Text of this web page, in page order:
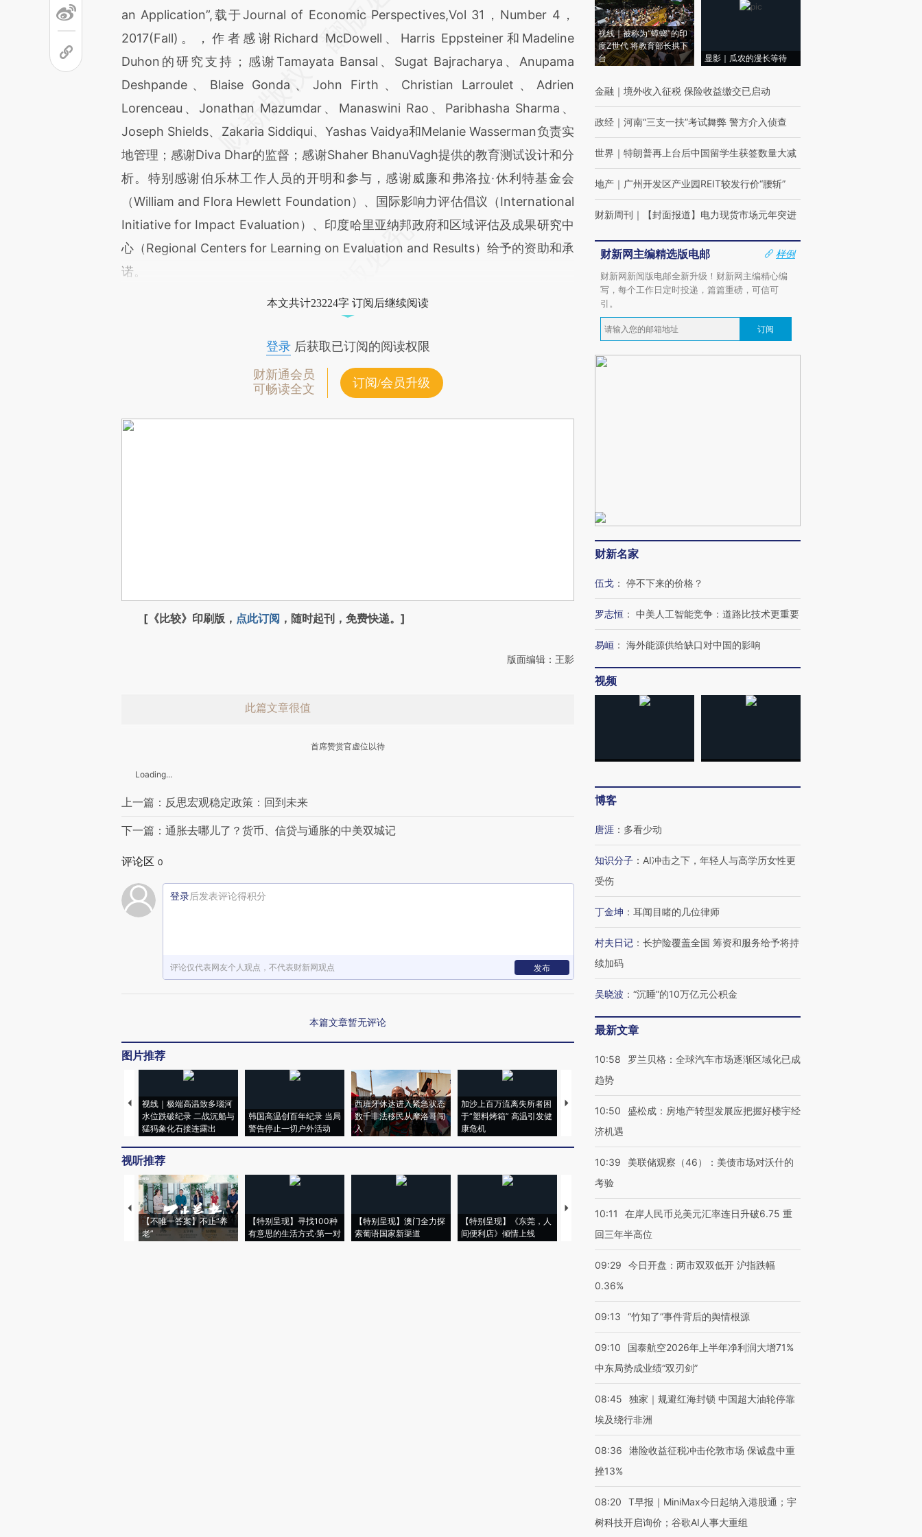
an Application”,载于Journal of Economic Perspectives,Vol 31，Number 4，
2017(Fall)。，作者感谢Richard McDowell、Harris Eppsteiner和Madeline
Duhon的研究支持；感谢Tamayata Bansal、Sugat Bajracharya、Anupama
Deshpande、Blaise Gonda、John Firth、Christian Larroulet、Adrien
Lorenceau、Jonathan Mazumdar、Manaswini Rao、Paribhasha Sharma、
Joseph Shields、Zakaria Siddiqui、Yashas Vaidya和Melanie Wasserman负责实
地管理；感谢Diva Dhar的监督；感谢Shaher BhanuVagh提供的教育测试设计和分
析。特别感谢伯乐林工作人员的开明和参与，感谢威廉和弗洛拉·休利特基金会
（William and Flora Hewlett Foundation）、国际影响力评估倡议（International
Initiative for Impact Evaluation）、印度哈里亚纳邦政府和区域评估及成果研究中
心（Regional Centers for Learning on Evaluation and Results）给予的资助和承
诺。
本文共计23224字 订阅后继续阅读
登录后获取已订阅的阅读权限
财新通会员
可畅读全文
订阅/会员升级
[《比较》印刷版， 点此订阅 ，随时起刊，免费快递。]
版面编辑：王影
此篇文章很值
首席赞赏官虚位以待
Loading...
上一篇：反思宏观稳定政策：回到未来
下一篇：通胀去哪儿了？货币、信贷与通胀的中美双城记
评论区 0
登录后发表评论得积分
评论仅代表网友个人观点，不代表财新网观点 发布
本篇文章暂无评论
图片推荐
视线｜极端高温致多瑙河
水位跌破纪录 二战沉船与
猛犸象化石接连露出
韩国高温创百年纪录 当局
警告停止一切户外活动
西班牙休达进入紧急状态
数千非法移民从摩洛哥闯
入
加沙上百万流离失所者困
于“塑料烤箱” 高温引发健
康危机
马航飞行员跨国走私7万
粒摇头丸 尿检体内含3种
泽连斯基密集出访美英 索
秘鲁纳斯卡观光飞机坠毁
视听推荐
【不唯一答案】不止“养
老”
【特别呈现】寻找100种
有意思的生活方式·第一对
【特别呈现】澳门全力探
索葡语国家新渠道
【特别呈现】《东莞，人
间便利店》倾情上线
【推广】走进第四届链博
会，让数智科技“链”接产
【特别呈现】寻找100种
【商旅对话】华住集团
CFO：不靠规模取胜，华
视线｜被称为“蟑螂”的印
度Z世代 将教育部长拱下
台
显影｜瓜农的漫长等待
金融 ｜ 境外收入征税 保险收益缴交已启动
政经 ｜ 河南“三支一扶”考试舞弊 警方介入侦查
世界 ｜ 特朗普再上台后中国留学生获签数量大减
地产 ｜ 广州开发区产业园REIT较发行价“腰斩”
财新周刊 ｜ 【封面报道】电力现货市场元年突进
财新网主编精选版电邮
样例
财新网新闻版电邮全新升级！财新网主编精心编
写，每个工作日定时投递，篇篇重磅，可信可
引。
订阅
财新名家
伍戈 ： 停不下来的价格？
罗志恒 ： 中美人工智能竞争：道路比技术更重要
易峘 ： 海外能源供给缺口对中国的影响
视频
博客
唐涯 ： 多看少动
知识分子 ： AI冲击之下，年轻人与高学历女性更
受伤
丁金坤 ： 耳闻目睹的几位律师
村夫日记 ： 长护险覆盖全国 筹资和服务给予将持
续加码
吴晓波 ： “沉睡”的10万亿元公积金
最新文章
10:58
罗兰贝格：全球汽车市场逐渐区域化已成
趋势
10:50
盛松成：房地产转型发展应把握好楼宇经
济机遇
10:39
美联储观察（46）：美债市场对沃什的
考验
10:11
在岸人民币兑美元汇率连日升破6.75 重
回三年半高位
09:29
今日开盘：两市双双低开 沪指跌幅
0.36%
09:13 “竹知了”事件背后的舆情根源
09:10
国泰航空2026年上半年净利润大增71%
中东局势成业绩“双刃剑”
08:45
独家｜规避红海封锁 中国超大油轮停靠
埃及绕行非洲
08:36
港险收益征税冲击伦敦市场 保诚盘中重
挫13%
08:20
T早报｜MiniMax今日起纳入港股通；宇
树科技开启询价；谷歌AI人事大重组